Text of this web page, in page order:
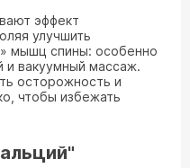
эффект
улучшить
мышц спины: особенно
вакуумный массаж.
осторожность и
чтобы избежать